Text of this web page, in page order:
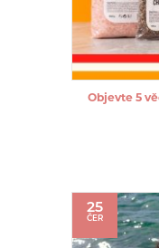
Objevte 5
25
ČER